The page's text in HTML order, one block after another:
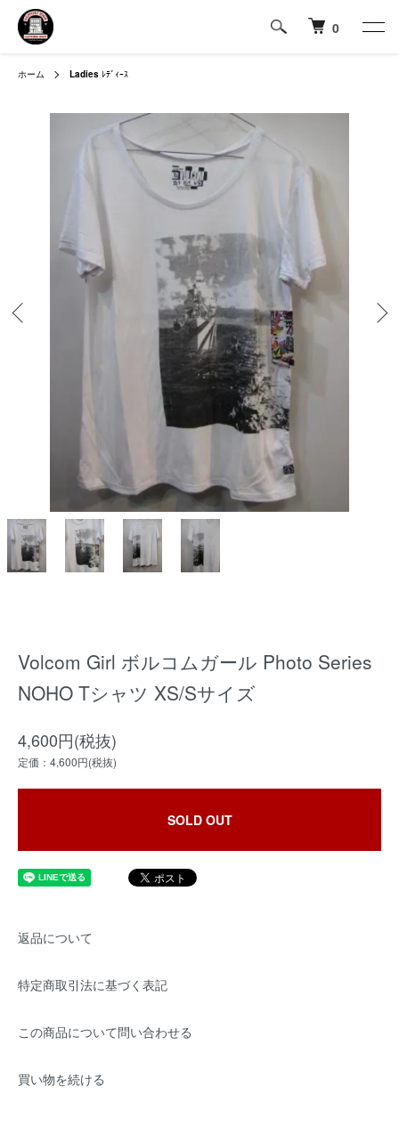
0
ホーム Ladies ﾚﾃﾞｨｰｽ
Volcom Girl ボルコムガール Photo Series
NOHO Tシャツ XS/Sサイズ
4,600円(税抜)
定価：4,600円(税抜)
SOLD OUT
返品について
特定商取引法に基づく表記
この商品について問い合わせる
買い物を続ける